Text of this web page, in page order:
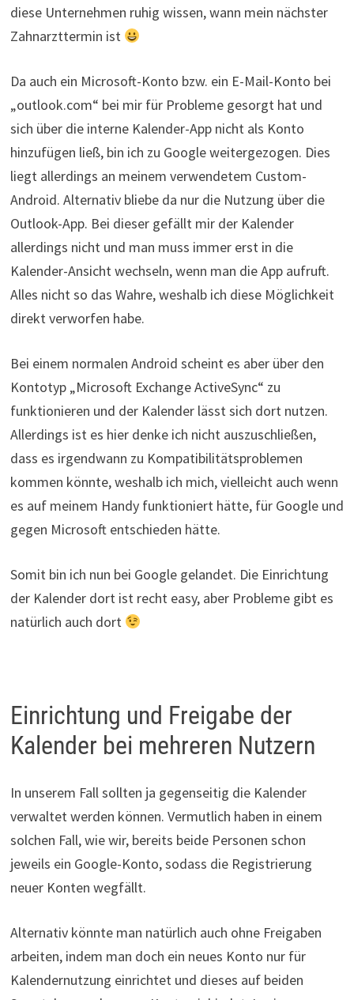
diese Unternehmen ruhig wissen, wann mein nächster
Zahnarzttermin ist
Da auch ein Microsoft-Konto bzw. ein E-Mail-Konto bei
„outlook.com“ bei mir für Probleme gesorgt hat und
sich über die interne Kalender-App nicht als Konto
hinzufügen ließ, bin ich zu Google weitergezogen. Dies
liegt allerdings an meinem verwendetem Custom-
Android. Alternativ bliebe da nur die Nutzung über die
Outlook-App. Bei dieser gefällt mir der Kalender
allerdings nicht und man muss immer erst in die
Kalender-Ansicht wechseln, wenn man die App aufruft.
Alles nicht so das Wahre, weshalb ich diese Möglichkeit
direkt verworfen habe.
Bei einem normalen Android scheint es aber über den
Kontotyp „Microsoft Exchange ActiveSync“ zu
funktionieren und der Kalender lässt sich dort nutzen.
Allerdings ist es hier denke ich nicht auszuschließen,
dass es irgendwann zu Kompatibilitätsproblemen
kommen könnte, weshalb ich mich, vielleicht auch wenn
es auf meinem Handy funktioniert hätte, für Google und
gegen Microsoft entschieden hätte.
Somit bin ich nun bei Google gelandet. Die Einrichtung
der Kalender dort ist recht easy, aber Probleme gibt es
natürlich auch dort
Einrichtung und Freigabe der
Kalender bei mehreren Nutzern
In unserem Fall sollten ja gegenseitig die Kalender
verwaltet werden können. Vermutlich haben in einem
solchen Fall, wie wir, bereits beide Personen schon
jeweils ein Google-Konto, sodass die Registrierung
neuer Konten wegfällt.
Alternativ könnte man natürlich auch ohne Freigaben
arbeiten, indem man doch ein neues Konto nur für
Kalendernutzung einrichtet und dieses auf beiden